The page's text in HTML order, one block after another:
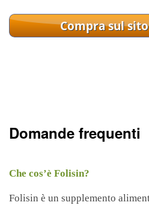
Domande frequenti
Che cos’è Folisin?
Folisin è un supplemento